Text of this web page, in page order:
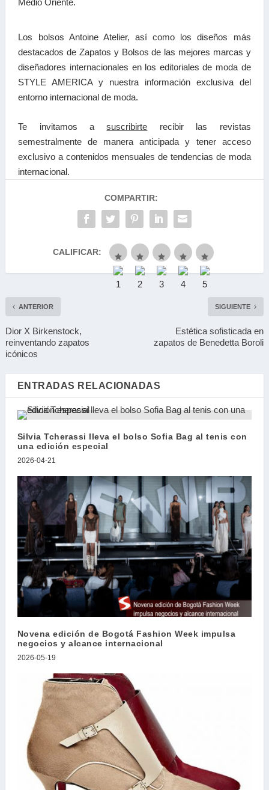
Medio Oriente.
Los bolsos Antoine Atelier, así como los diseños más
destacados de Zapatos y Bolsos de las mejores marcas y
diseñadores internacionales en los editoriales de moda de
STYLE AMERICA y nuestra información exclusiva del
entorno internacional de moda.
Te invitamos asuscribirte recibir las revistas
semestralmente de manera anticipada y tener acceso
exclusivo a contenidos mensuales de tendencias de moda
internacional.
COMPARTIR:
CALIFICAR:
ANTERIOR
Dior X Birkenstock,
reinventando zapatos
icónicos
SIGUIENTE
Estética sofisticada en
zapatos de Benedetta Boroli
ENTRADAS RELACIONADAS
Silvia Tcherassi lleva el bolso Sofia Bag al tenis con
una edición especial
2026-04-21
Novena edición de Bogotá Fashion Week impulsa
negocios y alcance internacional
2026-05-19